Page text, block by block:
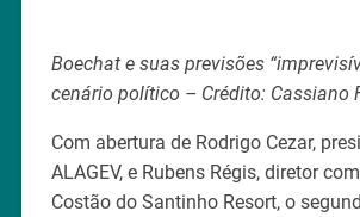
Boechat e suas previsões
cenário político – Crédito: Cassiano
Com abertura de Rodrigo Cezar,
ALAGEV, e Rubens Régis, diretor
Costão do Santinho Resort, o